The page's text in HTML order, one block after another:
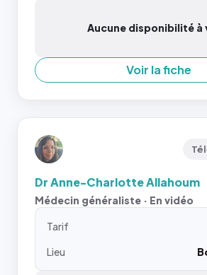
Aucune disponibilité à
Voir la fiche
Dr Anne-Charlotte Allahoum
Médecin généraliste · En vidéo
Tarif
Lieu